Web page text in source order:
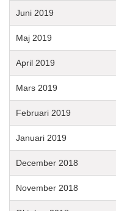
Juni 2019
Maj 2019
April 2019
Mars 2019
Februari 2019
Januari 2019
December 2018
November 2018